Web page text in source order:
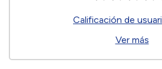
Calificación de
Ver más